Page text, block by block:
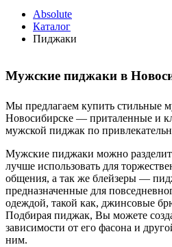
Absolute
Каталог
Пиджаки
Мужские пиджаки в
Мы предлагаем купить стильные
Новосибирске — приталенные и
мужской пиджак по
Мужские пиджаки можно
лучше использовать для
общения, а так же блейзеры —
предназначенные для
одеждой, такой как, джинсовые
Подбирая пиджак, Вы можете
зависимости от его фасона и
ним.